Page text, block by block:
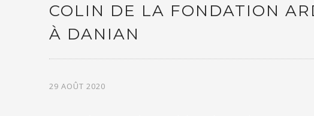
COLIN DE LA FONDATION
À DANIAN
29 AOÛT 2020